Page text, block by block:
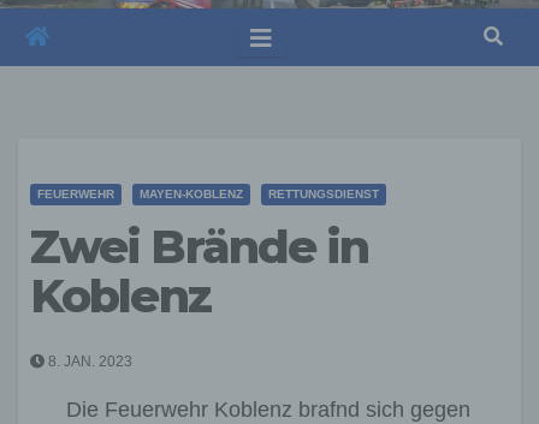
FEUERWEHR MAYEN-KOBLENZ RETTUNGSDIENST
Zwei Brände in
Koblenz
8. JAN. 2023
Die Feuerwehr Koblenz brafnd sich gegen